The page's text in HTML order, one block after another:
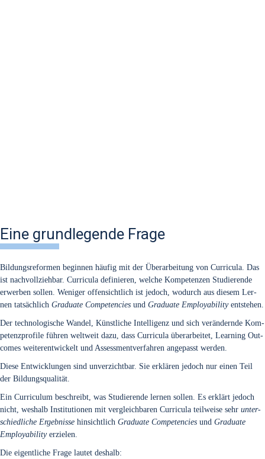
Eine grundlegende Frage
Bil­dungs­re­for­men begin­nen häu­fig mit der Über­ar­bei­tung von Cur­ri­cu­la. Das
ist nach­voll­zieh­bar. Cur­ri­cu­la defi­nie­ren, wel­che Kom­pe­ten­zen Stu­die­ren­de
erwer­ben sol­len. Weni­ger offen­sicht­lich ist jedoch, wodurch aus die­sem Ler­
nen tat­säch­lich Gra­dua­te Com­pe­ten­ci­es und Gra­dua­te Employa­bi­li­tyent­ste­hen.
Der tech­no­lo­gi­sche Wan­del, Künst­li­che Intel­li­genz und sich ver­än­dern­de Kom­
pe­tenz­pro­fi­le füh­ren welt­weit dazu, dass Cur­ri­cu­la über­ar­bei­tet, Lear­ning Out­
co­mes wei­ter­ent­wi­ckelt und Assess­ment­ver­fah­ren ange­passt wer­den.
Die­se Ent­wick­lun­gen sind unver­zicht­bar. Sie erklä­ren jedoch nur einen Teil
der Bil­dungs­qua­li­tät.
Ein Cur­ri­cu­lum beschreibt, was Stu­die­ren­de ler­nen sol­len. Es erklärt jedoch
nicht, wes­halb Insti­tu­tio­nen mit ver­gleich­ba­ren Cur­ri­cu­la teil­wei­se sehr unter­
schied­li­che Ergeb­nis­se hin­sicht­lich Gra­dua­te Com­pe­ten­ci­es und Gra­dua­te
Employa­bi­li­tyerzie­len.
Die eigent­li­che Fra­ge lau­tet des­halb: